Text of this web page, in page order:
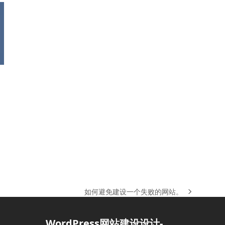
下
如何避免建设一个失败的网站。